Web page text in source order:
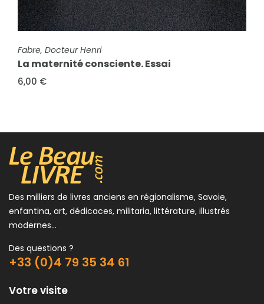
FICHE COMPLÈTE
Fabre, Docteur Henri
La maternité consciente. Essai
6,00 €
FICHE COMPLÈTE
Bagolini, Luigi
Justice et société
12,00 €
Des milliers de livres anciens en régionalisme, Savoie,
enfantina, art, dédicaces, militaria, littérature, illustrés
modernes...
Des questions ?
+33 (0)4 79 35 34 61
Votre visite